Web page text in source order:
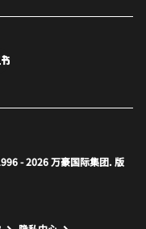
开新窗口
- 2026 万豪国际集团. 版